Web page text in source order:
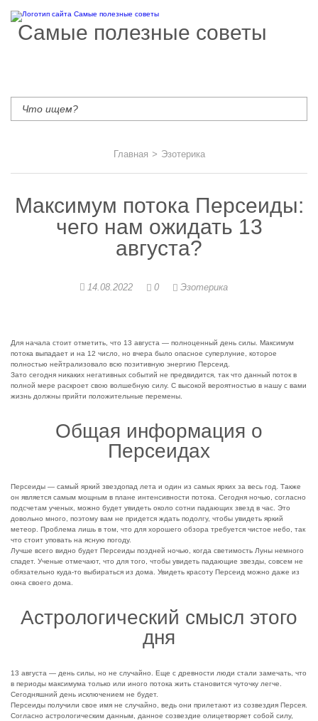
Самые полезные советы
Главная > Эзотерика
Максимум потока Персеиды:
чего нам ожидать 13
августа?
14.08.2022 0 Эзотерика
Для начала стоит отметить, что 13 августа — полноценный день силы. Максимум
потока выпадает и на 12 число, но вчера было опасное суперлуние, которое
полностью нейтрализовало всю позитивную энергию Персеид.
Зато сегодня никаких негативных событий не предвидится, так что данный поток в
полной мере раскроет свою волшебную силу. С высокой вероятностью в нашу с вами
жизнь должны прийти положительные перемены.
Общая информация о
Персеидах
Персеиды — самый яркий звездопад лета и один из самых ярких за весь год. Также
он является самым мощным в плане интенсивности потока. Сегодня ночью, согласно
подсчетам ученых, можно будет увидеть около сотни падающих звезд в час. Это
довольно много, поэтому вам не придется ждать подолгу, чтобы увидеть яркий
метеор. Проблема лишь в том, что для хорошего обзора требуется чистое небо, так
что стоит уповать на ясную погоду.
Лучше всего видно будет Персеиды поздней ночью, когда светимость Луны немного
спадет. Ученые отмечают, что для того, чтобы увидеть падающие звезды, совсем не
обязательно куда-то выбираться из дома. Увидеть красоту Персеид можно даже из
окна своего дома.
Астрологический смысл этого
дня
13 августа — день силы, но не случайно. Еще с древности люди стали замечать, что
в периоды максимума только или иного потока жить становится чуточку легче.
Сегодняшний день исключением не будет.
Персеиды получили свое имя не случайно, ведь они прилетают из созвездия Персея.
Согласно астрологическим данным, данное созвездие олицетворяет собой силу,